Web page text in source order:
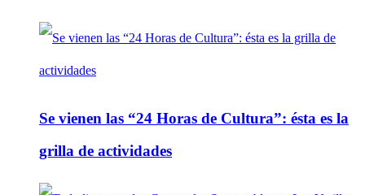
Se vienen las “24 Horas de Cultura”: ésta es la
grilla de actividades